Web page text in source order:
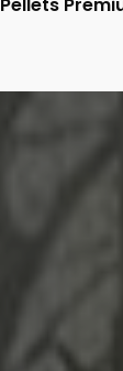
Pellets